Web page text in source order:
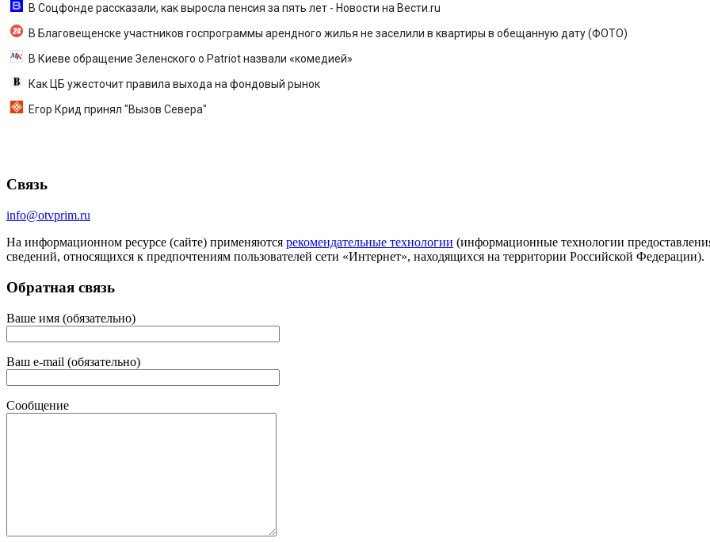
В Соцфонде рассказали, как выросла пенсия за пять лет - Новости на Вести.ru
В Благовещенске участников госпрограммы арендного жилья не заселили в квартиры в обещанную дату (ФОТО)
В Киеве обращение Зеленского о Patriot назвали «комедией»
Как ЦБ ужесточит правила выхода на фондовый рынок
Егор Крид принял "Вызов Севера"
Связь
info@otvprim.ru
На информационном ресурсе (сайте) применяются рекомендательные технологии (информационные технологии
сведений, относящихся к предпочтениям пользователей сети «Интернет», находящихся на территории Российской Федерации).
Обратная связь
Ваше имя (обязательно)
Ваш e-mail (обязательно)
Сообщение